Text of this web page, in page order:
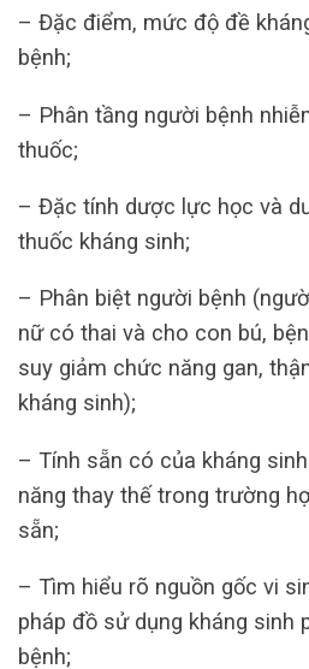
– Đặc điểm, mức độ đề
bệnh;
– Phân tầng người bệnh
thuốc;
– Đặc tính dược lực học và
thuốc kháng sinh;
– Phân biệt người bệnh
nữ có thai và cho con bú,
suy giảm chức năng gan,
kháng sinh);
– Tính sẵn có của kháng
năng thay thế trong trường
sẵn;
– Tìm hiểu rõ nguồn gốc vi
pháp đồ sử dụng kháng sinh
bệnh;